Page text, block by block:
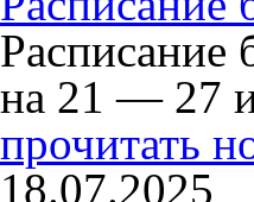
Расписание
на 21 — 27
прочитать
18.07.2025